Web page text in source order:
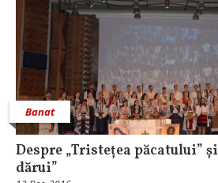
Banat
Despre „Tristețea păcatului”
dărui”